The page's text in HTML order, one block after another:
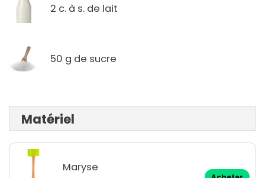
2 c. à s. de lait
50 g de sucre
Matériel
Maryse